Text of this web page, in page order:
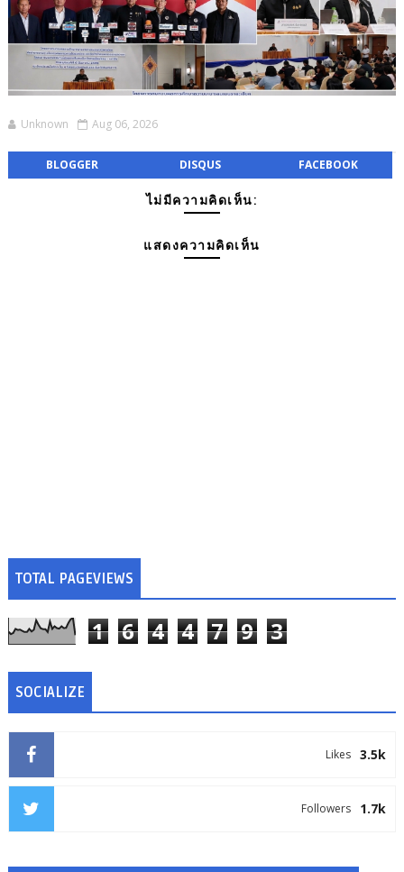
Unknown Aug 06, 2026
BLOGGER DISQUS FACEBOOK
ไม่มีความคิดเห็น:
แสดงความคิดเห็น
TOTAL PAGEVIEWS
1 6 4 4 7 9 3
SOCIALIZE
3.5k
Likes
1.7k
Followers